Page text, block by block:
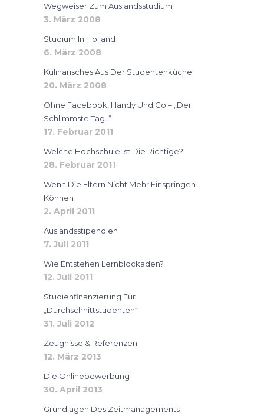
Wegweiser Zum Auslandsstudium
3. März 2008
Studium In Holland
6. März 2008
Kulinarisches Aus Der Studentenküche
20. März 2008
Ohne Facebook, Handy Und Co – „der
Schlimmste Tag..“
17. Februar 2011
Welche Hochschule Ist Die Richtige?
28. Februar 2011
Wenn Die Eltern Nicht Mehr Einspringen
Können
2. April 2011
Auslandsstipendien
7. Juli 2011
Wie Entstehen Lernblockaden?
12. Juli 2011
Studienfinanzierung Für
„Durchschnittstudenten“
31. Juli 2012
Zeugnisse & Referenzen
12. März 2013
Die Onlinebewerbung
30. April 2013
Grundlagen Des Zeitmanagements